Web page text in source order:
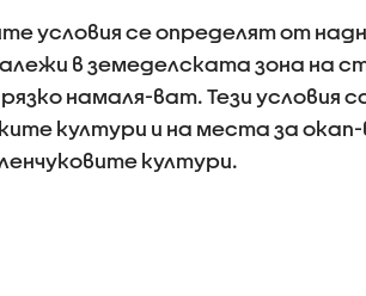
условия се определят от
в земеделската зона на
намаля-ват. Тези условия
култури и на места за окап-
култури.